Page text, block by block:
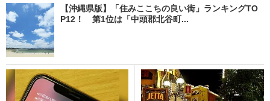
【沖縄県版】「住みここちの良い街」ランキングTO
P12！ 第1位は「中頭郡北谷町...